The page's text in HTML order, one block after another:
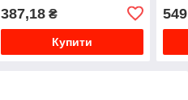
387,18₴
Купити